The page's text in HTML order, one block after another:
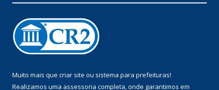
Muito mais que criar site ou sistema para prefeituras!
Realizamos uma assessoria completa, onde garantimos em